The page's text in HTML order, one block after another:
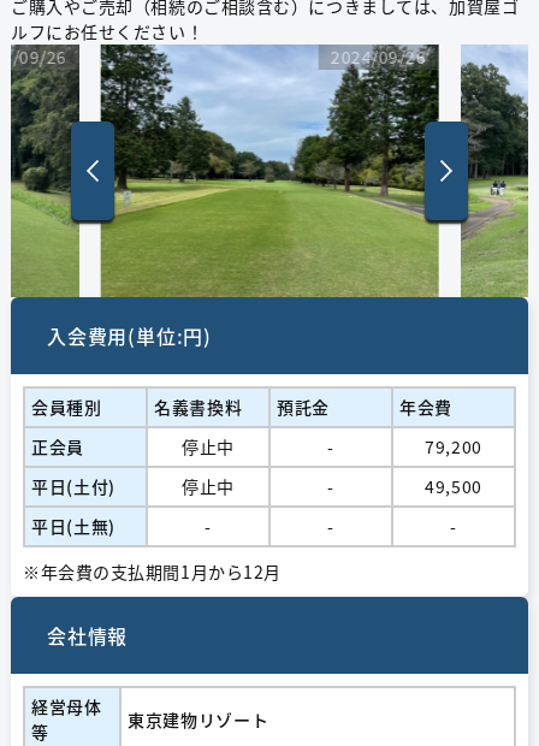
ご購入やご売却（相続のご相談含む）につきましては、加賀屋ゴ
ルフにお任せください！
09/26
2024/09/26
入会費用(単位:円)
会員種別 名義書換料 預託金
年会費
正会員
停止中 -
79,200
平日(土付)
停止中 -
49,500
平日(土無)
- -
-
※年会費の支払期間1月から12月
会社情報
経営⺟体
等
東京建物リゾート